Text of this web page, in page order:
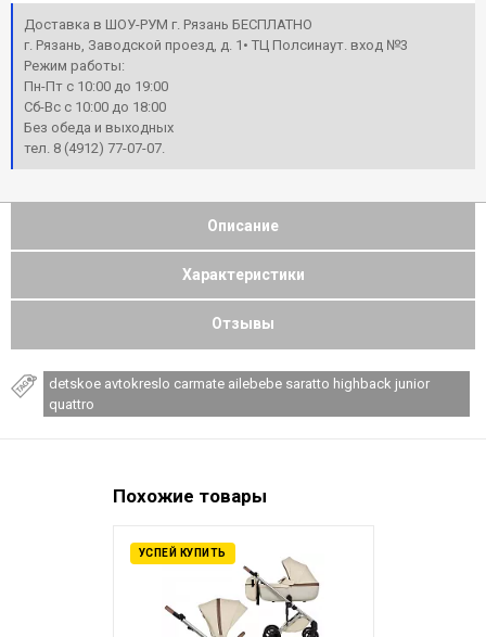
Доставка в ШОУ-РУМ г. Рязань БЕСПЛАТНО
г. Рязань, Заводской проезд, д. 1• ТЦ Полсинаут. вход №3
Режим работы:
Пн-Пт с 10:00 до 19:00
Сб-Вс с 10:00 до 18:00
Без обеда и выходных
тел. 8 (4912) 77-07-07.
Описание
Характеристики
Отзывы
detskoe avtokreslo carmate ailebebe saratto highback junior
quattro
Похожие товары
УСПЕЙ КУПИТЬ